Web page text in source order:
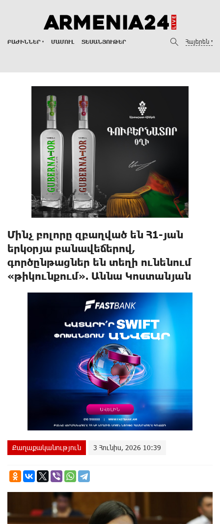
ԲԱԺԻՆՆԵՐ ՄԱՄՈՒԼ ՏԵՍԱՆՅՈՒԹԵՐ Հայերեն
Մինչ բոլորը զբաղված են Հ1-յան
երկօրյա բանավեճերով,
գործընթացներ են տեղի ունենում
«թիկունքում». Աննա Կոստանյան
Քաղաքականություն 3 Հունիս, 2026 10:39